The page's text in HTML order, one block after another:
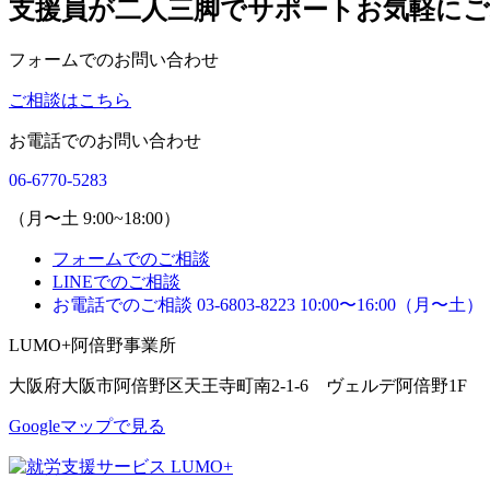
支援員が二人三脚でサポート お気軽に
フォームでのお問い合わせ
ご相談はこちら
お電話でのお問い合わせ
06-6770-5283
（月〜土 9:00~18:00）
フォームでのご相談
LINEでのご相談
お電話でのご相談 03-6803-8223 10:00〜16:00（月〜土）
LUMO+阿倍野事業所
大阪府大阪市阿倍野区天王寺町南2-1-6 ヴェルデ阿倍野1F
Googleマップで見る